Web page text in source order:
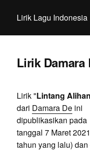
Lirik Lagu Indonesia
Lirik
Lirik "Lintang Alihan
dari Damara Deini
dipublikasikan pada
tanggal 7 Maret
tahun yang lalu)